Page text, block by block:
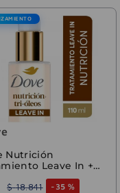
Nutrición
Leave In +
110 ml
$ 18.841 - 35 %